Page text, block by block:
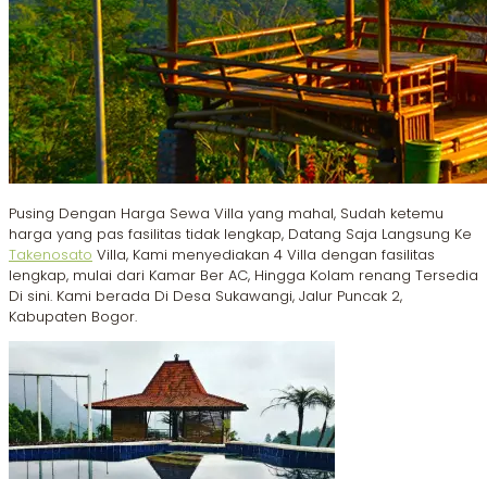
Pusing Dengan Harga Sewa Villa yang mahal, Sudah ketemu
harga yang pas fasilitas tidak lengkap, Datang Saja Langsung Ke
Takenosato Villa, Kami menyediakan 4 Villa dengan fasilitas
lengkap, mulai dari Kamar Ber AC, Hingga Kolam renang Tersedia
Di sini. Kami berada Di Desa Sukawangi, Jalur Puncak 2,
Kabupaten Bogor.